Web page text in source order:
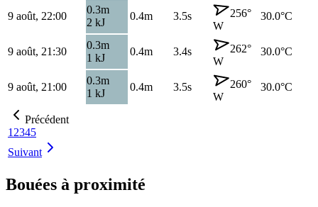
9 août, 22:00
0.3m
2 kJ
0.4m 3.5s 256°
W
30.0°C
9 août, 21:30
0.3m
1 kJ
0.4m 3.4s 262°
W
30.0°C
9 août, 21:00
0.3m
1 kJ
0.4m 3.5s 260°
W
30.0°C
Précédent
1 2345
Suivant
Bouées à proximité